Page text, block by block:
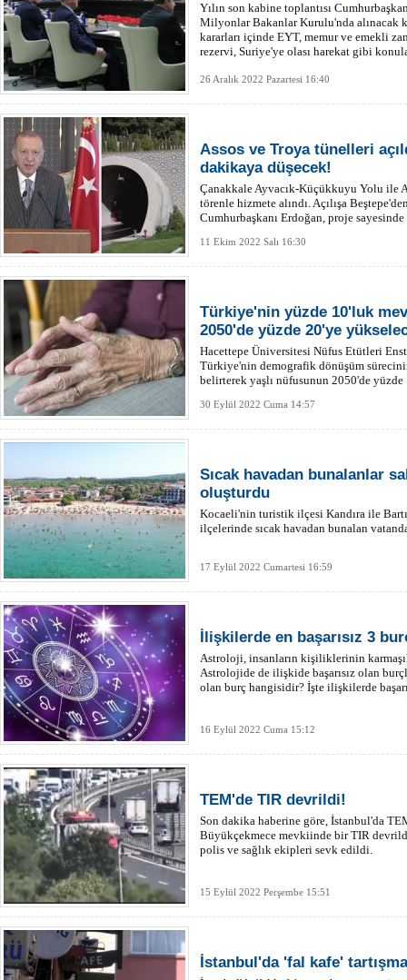
Yılın son kabine toplantısı
Milyonlar Bakanlar Kurulu'nda alınacak
kararları içinde EYT, memur ve emekli
rezervi, Suriye'ye olası harekat gibi
26 Aralık 2022 Pazartesi 16:40
Assos ve Troya tünelleri
dakikaya düşecek!
Çanakkale Ayvacık-Küçükkuyu Yolu ile
törenle hizmete alındı. Açılışa
Cumhurbaşkanı Erdoğan, proje
11 Ekim 2022 Salı 16:30
Türkiye'nin yüzde 10'luk
2050'de yüzde 20'ye
Hacettepe Üniversitesi Nüfus Etütleri
Türkiye'nin demografik dönüşüm
belirterek yaşlı nüfusunun 2050'de
30 Eylül 2022 Cuma 14:57
Sıcak havadan bunalanlar
oluşturdu
Kocaeli'nin turistik ilçesi Kandıra ile
ilçelerinde sıcak havadan bunalan
17 Eylül 2022 Cumartesi 16:59
İlişkilerde en başarısız 3
Astroloji, insanların kişiliklerinin
Astrolojide de ilişkide başarısız olan
olan burç hangisidir? İşte ilişkilerde
16 Eylül 2022 Cuma 15:12
TEM'de TIR devrildi!
Son dakika haberine göre, İstanbul'da
Büyükçekmece mevkiinde bir TIR
polis ve sağlık ekipleri sevk edildi.
15 Eylül 2022 Perşembe 15:51
İstanbul'da 'fal kafe'